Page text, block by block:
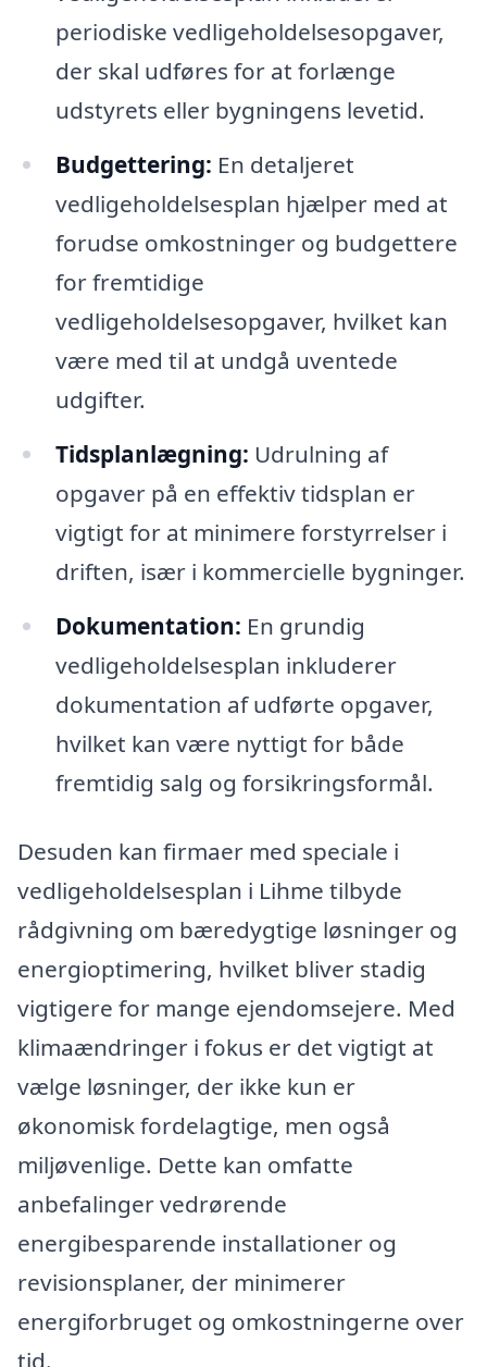
periodiske vedligeholdelsesopgaver,
der skal udføres for at forlænge
udstyrets eller bygningens levetid.
Budgettering: En detaljeret
vedligeholdelsesplan hjælper med at
forudse omkostninger og budgettere
for fremtidige
vedligeholdelsesopgaver, hvilket kan
være med til at undgå uventede
udgifter.
Tidsplanlægning: Udrulning af
opgaver på en effektiv tidsplan er
vigtigt for at minimere forstyrrelser i
driften, især i kommercielle bygninger.
Dokumentation: En grundig
vedligeholdelsesplan inkluderer
dokumentation af udførte opgaver,
hvilket kan være nyttigt for både
fremtidig salg og forsikringsformål.
Desuden kan firmaer med speciale i
vedligeholdelsesplan i Lihme tilbyde
rådgivning om bæredygtige løsninger og
energioptimering, hvilket bliver stadig
vigtigere for mange ejendomsejere. Med
klimaændringer i fokus er det vigtigt at
vælge løsninger, der ikke kun er
økonomisk fordelagtige, men også
miljøvenlige. Dette kan omfatte
anbefalinger vedrørende
energibesparende installationer og
revisionsplaner, der minimerer
energiforbruget og omkostningerne over